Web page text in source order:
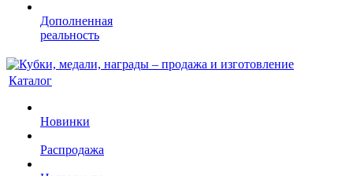
Дополненная
реальность
Каталог
Новинки
Распродажа